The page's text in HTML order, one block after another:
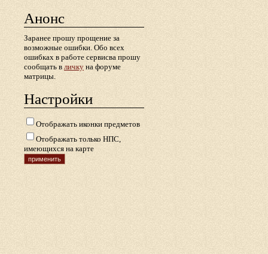
Анонс
Заранее прошу прощение за
возможные ошибки. Обо всех
ошибках в работе сервисва прошу
сообщать в личку на форуме
матрицы.
Настройки
Отображать иконки предметов
Отображать только НПС,
имеющихся на карте